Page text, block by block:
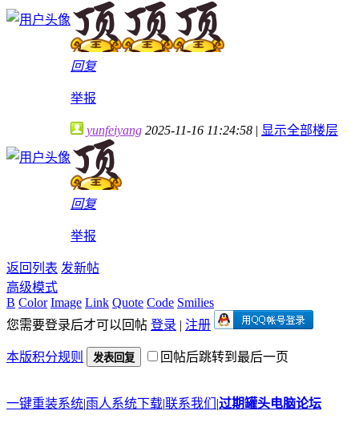
回复
举报
yunfeiyang 2025-11-16 11:24:58 | 显示全部楼层
回复
举报
返回列表 发新帖
高级模式
B Color Image Link Quote Code Smilies
您需要登录后才可以回帖 登录 | 注册
本版积分规则 发表回复 回帖后跳转到最后一页
一键重装系统|雨人系统下载|联系我们 |过期罐头电脑论坛